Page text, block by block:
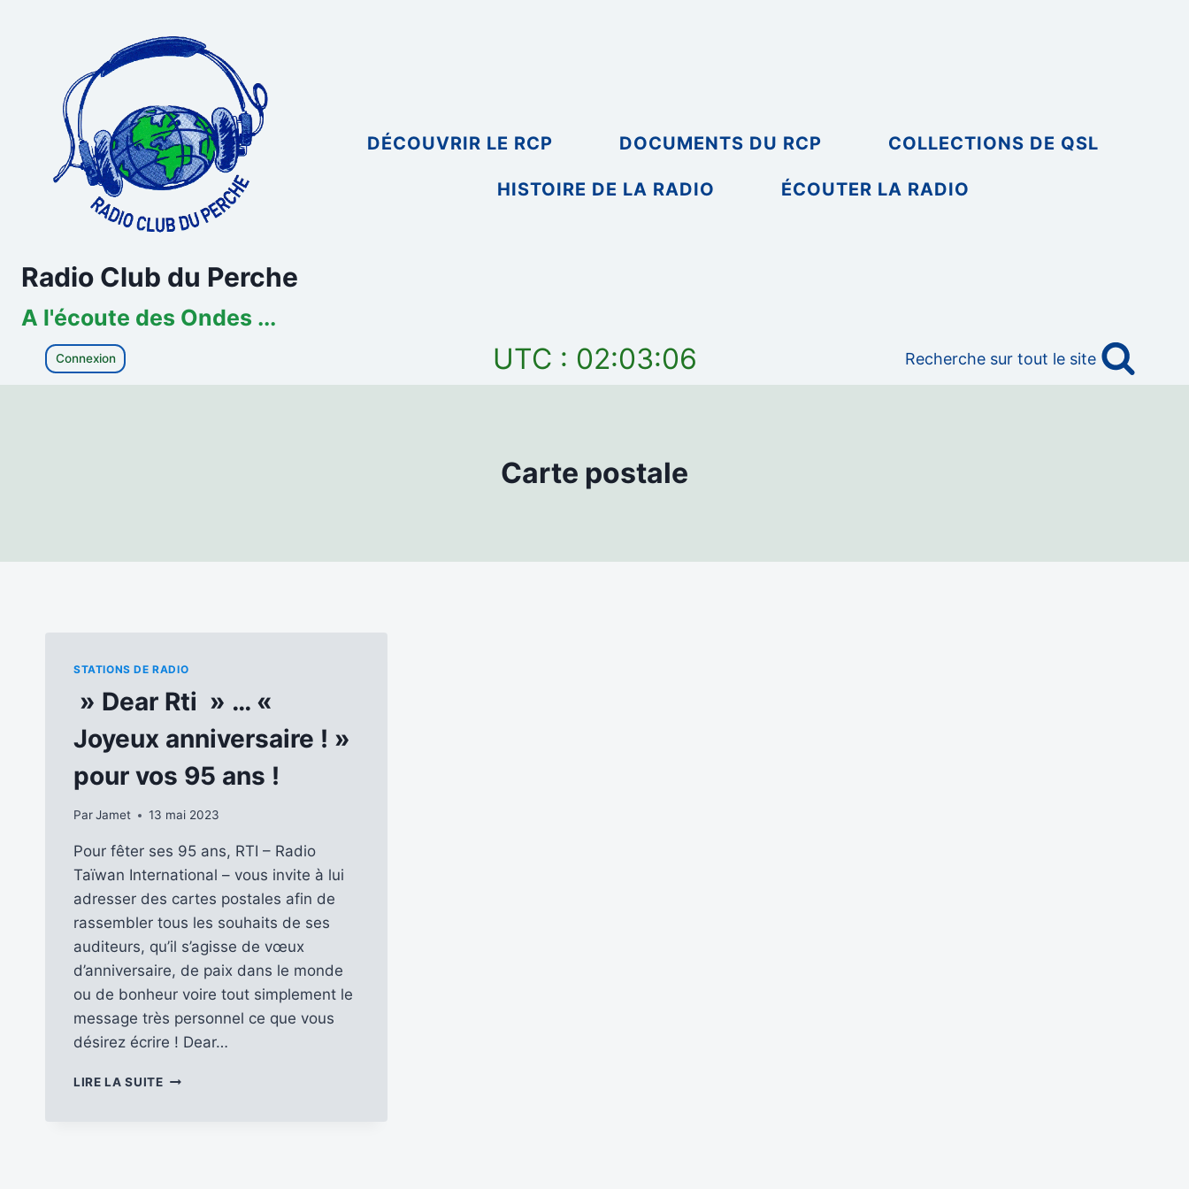
Radio Club du Perche
A l'écoute des Ondes ...
DÉCOUVRIR LE RCP DOCUMENTS DU RCP COLLECTIONS DE QSL
HISTOIRE DE LA RADIO ÉCOUTER LA RADIO
Connexion UTC : 02:03:06 Recherche sur tout le site
Carte postale
STATIONS DE RADIO
» Dear Rti » … «
Joyeux anniversaire ! »
pour vos 95 ans !
ParJamet 13 mai 2023
Pour fêter ses 95 ans, RTI – Radio
Taïwan International – vous invite à lui
adresser des cartes postales afin de
rassembler tous les souhaits de ses
auditeurs, qu’il s’agisse de vœux
d’anniversaire, de paix dans le monde
ou de bonheur voire tout simplement le
message très personnel ce que vous
désirez écrire ! Dear…
LIRE LA SUITE»